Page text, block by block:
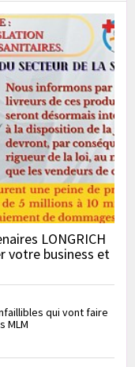
LONGRICH
votre business et
qui vont faire
MLM